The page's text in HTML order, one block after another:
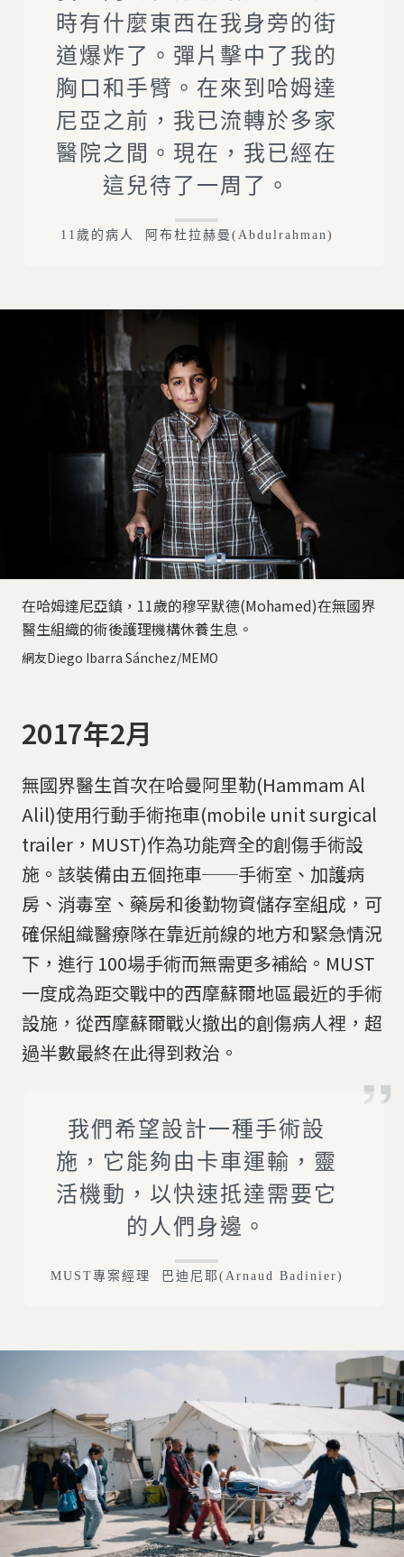
時有什麼東西在我身旁的街
道爆炸了。彈片擊中了我的
胸口和手臂。在來到哈姆達
尼亞之前，我已流轉於多家
醫院之間。現在，我已經在
這兒待了一周了。
11歲的病人 阿布杜拉赫曼(Abdulrahman)
在哈姆達尼亞鎮，11歲的穆罕默德(Mohamed)在無國界
醫生組織的術後護理機構休養生息。
網友Diego Ibarra Sánchez/MEMO
2017年2月
無國界醫生首次在哈曼阿里勒(Hammam Al
Alil)使用行動手術拖車(mobile unit surgical
trailer，MUST)作為功能齊全的創傷手術設
施。該裝備由五個拖車──手術室、加護病
房、消毒室、藥房和後勤物資儲存室組成，可
確保組織醫療隊在靠近前線的地方和緊急情況
下，進行 100場手術而無需更多補給。MUST
一度成為距交戰中的西摩蘇爾地區最近的手術
設施，從西摩蘇爾戰火撤出的創傷病人裡，超
過半數最終在此得到救治。
我們希望設計一種手術設
施，它能夠由卡車運輸，靈
活機動，以快速抵達需要它
的人們身邊。
MUST專案經理 巴迪尼耶(Arnaud Badinier)